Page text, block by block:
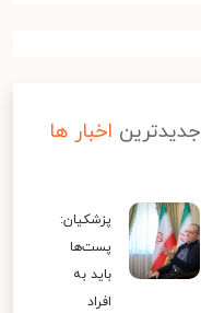
جدیدترین اخبار ها
پزشکیان:
پست‌ها
باید به
افراد